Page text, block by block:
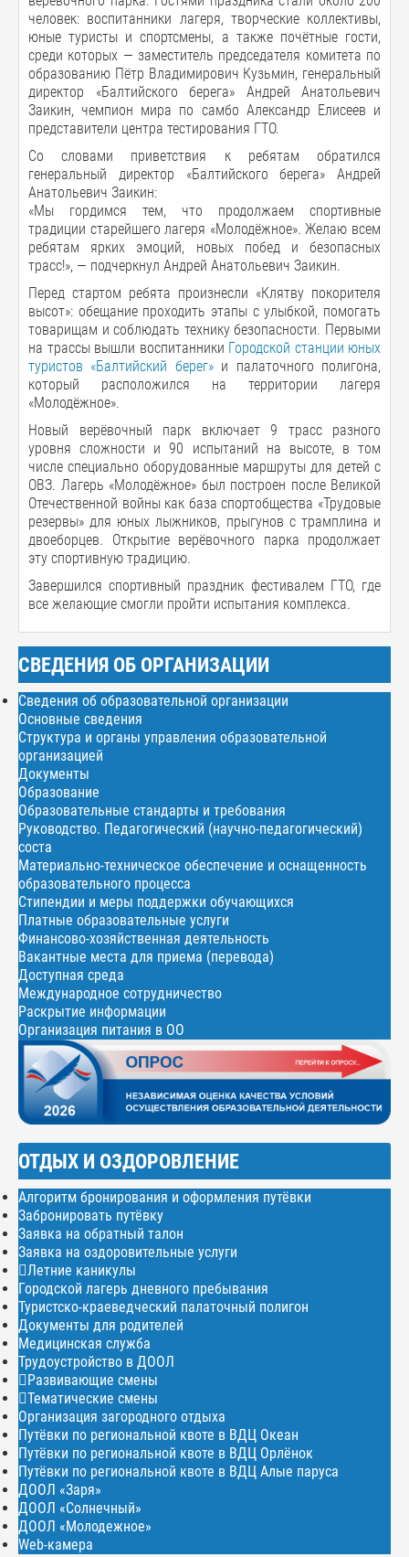
человек: воспитанники лагеря, творческие коллективы,
юные туристы и спортсмены, а также почётные гости,
среди которых — заместитель председателя комитета по
образованию Пётр Владимирович Кузьмин, генеральный
директор «Балтийского берега» Андрей Анатольевич
Заикин, чемпион мира по самбо Александр Елисеев и
представители центра тестирования ГТО.
Со словами приветствия к ребятам обратился
генеральный директор «Балтийского берега» Андрей
Анатольевич Заикин:
«Мы гордимся тем, что продолжаем спортивные
традиции старейшего лагеря «Молодёжное». Желаю всем
ребятам ярких эмоций, новых побед и безопасных
трасс!», — подчеркнул Андрей Анатольевич Заикин.
Перед стартом ребята произнесли «Клятву покорителя
высот»: обещание проходить этапы с улыбкой, помогать
товарищам и соблюдать технику безопасности. Первыми
на трассы вышли воспитанники Городской станции юных
туристов «Балтийский берег»и палаточного полигона,
который расположился на территории лагеря
«Молодёжное».
Новый верёвочный парк включает 9 трасс разного
уровня сложности и 90 испытаний на высоте, в том
числе специально оборудованные маршруты для детей с
ОВЗ. Лагерь «Молодёжное» был построен после Великой
Отечественной войны как база спортобщества «Трудовые
резервы» для юных лыжников, прыгунов с трамплина и
двоеборцев. Открытие верёвочного парка продолжает
эту спортивную традицию.
Завершился спортивный праздник фестивалем ГТО, где
все желающие смогли пройти испытания комплекса.
СВЕДЕНИЯ ОБ ОРГАНИЗАЦИИ
Сведения об образовательной организации
Основные сведения
Структура и органы управления образовательной
организацией
Документы
Образование
Образовательные стандарты и требования
Руководство. Педагогический (научно-педагогический)
соста
Материально-техническое обеспечение и оснащенность
образовательного процесса
Стипендии и меры поддержки обучающихся
Платные образовательные услуги
Финансово-хозяйственная деятельность
Вакантные места для приема (перевода)
Доступная среда
Международное сотрудничество
Раскрытие информации
Организация питания в ОО
ОТДЫХ И ОЗДОРОВЛЕНИЕ
Алгоритм бронирования и оформления путёвки
Забронировать путёвку
Заявка на обратный талон
Заявка на оздоровительные услуги
Летние каникулы
Городской лагерь дневного пребывания
Туристско-краеведческий палаточный полигон
Документы для родителей
Медицинская служба
Трудоустройство в ДООЛ
Развивающие смены
Тематические смены
Организация загородного отдыха
Путёвки по региональной квоте в ВДЦ Океан
Путёвки по региональной квоте в ВДЦ Орлёнок
Путёвки по региональной квоте в ВДЦ Алые паруса
ДООЛ «Заря»
ДООЛ «Солнечный»
ДООЛ «Молодежное»
Web-камера